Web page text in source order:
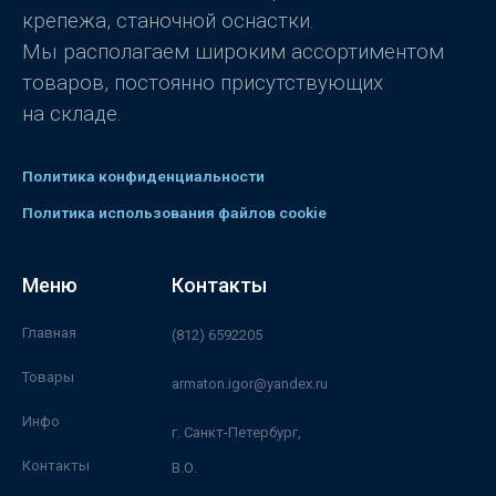
крепежа, станочной оснастки.
Мы располагаем широким ассортиментом
товаров, постоянно присутствующих
на складе.
Политика конфиденциальности
Политика использования файлов cookie
Меню
Главная
Товары
Инфо
Контакты
Контакты
(812) 6592205
armaton.igor@yandex.ru
г. Санкт-Петербург,
В.О.